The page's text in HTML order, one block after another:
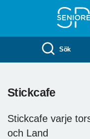
Sök
Stickcafe
Stickcafe varje
och Land